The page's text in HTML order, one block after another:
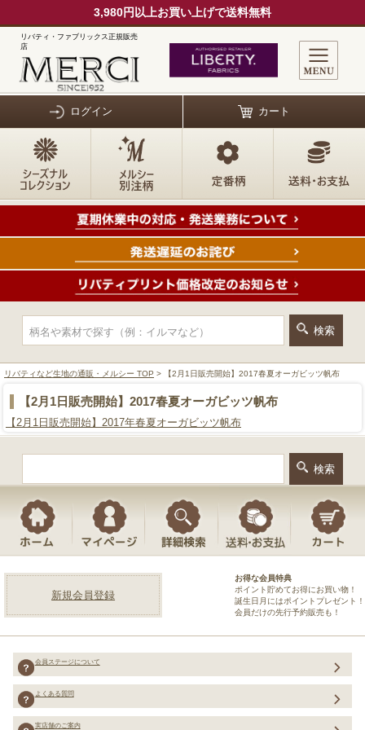
3,980円以上お買い上げで送料無料
リバティ・ファブリックス正規販売
店
ログイン カート
リバティなど生地の通販・メルシー TOP > 【2月1日販売開始】2017春夏オーガビッツ帆布
【2月1日販売開始】2017春夏オーガビッツ帆布
【2月1日販売開始】2017年春夏オーガビッツ帆布
新規会員登録
お得な会員特典
ポイント貯めてお得にお買い物！
誕生日月にはポイントプレゼント！
会員だけの先行予約販売も！
会員ステージについて
よくある質問
実店舗のご案内